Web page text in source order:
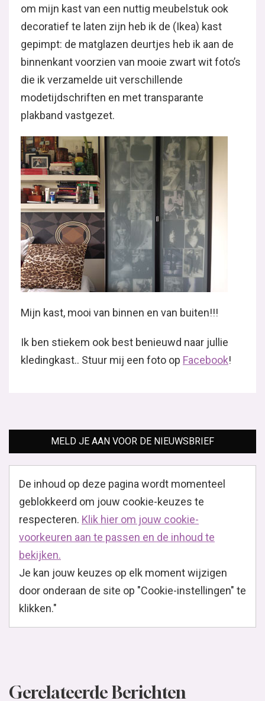
om mijn kast van een nuttig meubelstuk ook
decoratief te laten zijn heb ik de (Ikea) kast
gepimpt: de matglazen deurtjes heb ik aan de
binnenkant voorzien van mooie zwart wit foto’s
die ik verzamelde uit verschillende
modetijdschriften en met transparante
plakband vastgezet.
Mijn kast, mooi van binnen en van buiten!!!
Ik ben stiekem ook best benieuwd naar jullie
kledingkast.. Stuur mij een foto op Facebook!
MELD JE AAN VOOR DE NIEUWSBRIEF
De inhoud op deze pagina wordt momenteel
geblokkeerd om jouw cookie-keuzes te
respecteren. Klik hier om jouw cookie-
voorkeuren aan te passen en de inhoud te
bekijken.
Je kan jouw keuzes op elk moment wijzigen
door onderaan de site op "Cookie-instellingen" te
klikken."
Gerelateerde Berichten